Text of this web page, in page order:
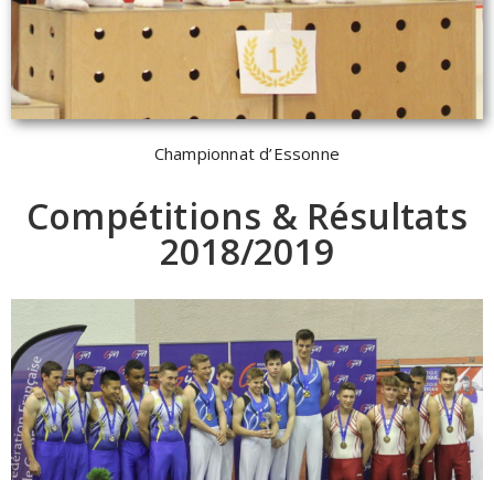
Championnat d’Essonne
Compétitions & Résultats
2018/2019